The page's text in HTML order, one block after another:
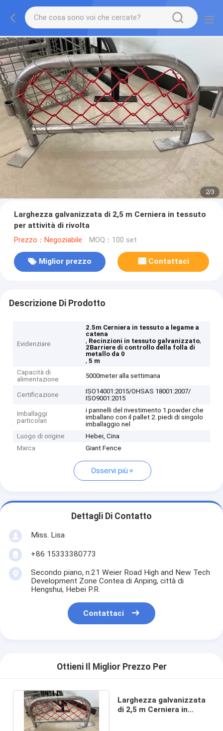
2/3
Larghezza galvanizzata di 2,5 m Cerniera in tessuto
per attività di rivolta
Prezzo：Negoziabile MOQ：100 set
Miglior prezzo Contattaci
Descrizione Di Prodotto
Evidenziare
2.5m Cerniera in tessuto a legame a
catena
, Recinzioni in tessuto galvanizzato,
2Barriere di controllo della folla di
metallo da 0
,5 m
Capacità di
alimentazione
5000meter alla settimana
Certificazione
ISO14001:2015/OHSAS 18001:2007/
ISO9001:2015
Imballaggi
particolari
i pannelli del rivestimento 1.powder che
imballano con il pallet 2. piedi di singolo
imballaggio nel
Luogo di origine
Hebei, Cina
Marca
Giant Fence
Osservi più
Dettagli Di Contatto
Miss. Lisa
+86 15333380773
Secondo piano, n.21 Weier Road High and New Tech
Development Zone Contea di Anping, città di
Hengshui, Hebei P.R.
Contattaci
Ottieni Il Miglior Prezzo Per
Larghezza galvanizzata
di 2,5 m Cerniera in